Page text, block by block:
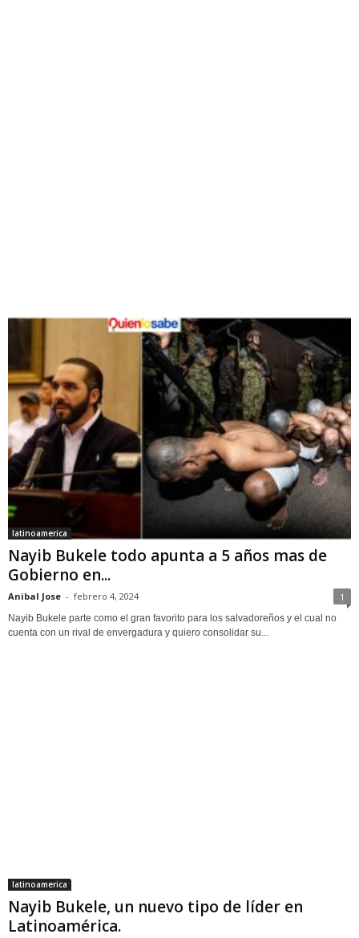
latinoamerica
Nayib Bukele todo apunta a 5 años mas de
Gobierno en...
Anibal Jose - febrero 4, 2024 1
Nayib Bukele parte como el gran favorito para los salvadoreños y el cual no
cuenta con un rival de envergadura y quiero consolidar su...
latinoamerica
Nayib Bukele, un nuevo tipo de líder en
Latinoamérica.